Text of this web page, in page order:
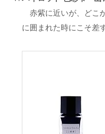
赤紫に近いが、どこ
に囲まれた時にこそ差